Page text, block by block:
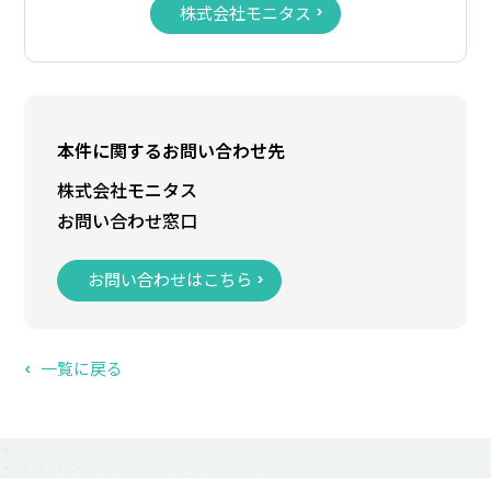
株式会社モニタス
本件に関するお問い合わせ先
株式会社モニタス
お問い合わせ窓口
お問い合わせはこちら
一覧に戻る